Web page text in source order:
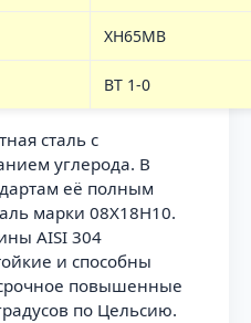
ХН65МВ
ВТ 1-0
сталь с
углерода. В
её полным
марки 08Х18Н10.
AISI 304
и способны
повышенные
по Цельсию.